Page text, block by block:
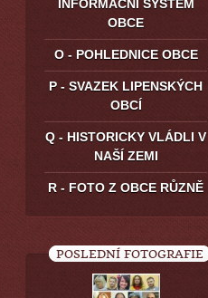
INFORMAČNÍ SYSTÉM
OBCE
O - POHLEDNICE OBCE
P - SVAZEK LIPENSKÝCH
OBCÍ
Q - HISTORICKY VLÁDLI V
NAŠÍ ZEMI
R - FOTO Z OBCE RŮZNĚ
POSLEDNÍ FOTOGRAFIE